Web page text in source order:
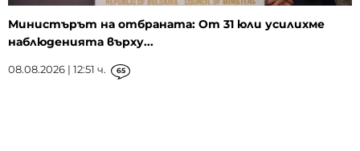
Министърът на отбраната: От 31 юли усилихме
наблюденията върху...
08.08.2026 | 12:51 ч. 65